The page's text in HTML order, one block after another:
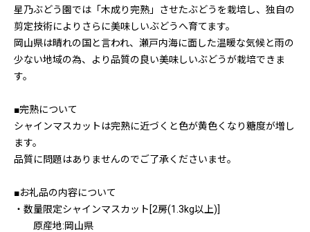
星乃ぶどう園では「木成り完熟」させたぶどうを栽培し、独自の
剪定技術によりさらに美味しいぶどうへ育てます。
岡山県は晴れの国と言われ、瀬戸内海に面した温暖な気候と雨の
少ない地域の為、より品質の良い美味しいぶどうが栽培できま
す。
■完熟について
シャインマスカットは完熟に近づくと色が黄色くなり糖度が増し
ます。
品質に問題はありませんのでご了承くださいませ。
■お礼品の内容について
・数量限定シャインマスカット[2房(1.3kg以上)]
原産地:岡山県